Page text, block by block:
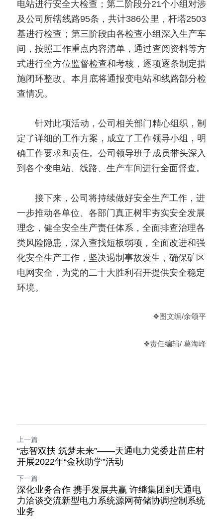
电站进行安全大检查；第二阶段分21个小组对涉
及公司所辖线路95条，共计386公里，杆塔2503
基进行检查；第三阶段由各检查小组深入生产车
间，按照工作重点内容清单，通过查阅资料等方
式进行全方位监督检查和考核，逐项逐条制定措
施闭环整改。本月底将通报变电站和线路部分检
查情况。
针对此项活动，公司相关部门精心组织，制
定了详细的工作方案，成立了工作领导小组，明
确工作要求和责任。公司领导班子成员带头深入
到各个变电站、线路、生产车间进行全面督查。
接下来，公司将持续做好安全生产工作，进
一步推动各单位、各部门真正树牢夯实安全发展
理念，健全安全生产责任体系，全面排查治理各
类风险隐患，深入查找短板弱项，全面改进和强
化安全生产工作，坚决遏制事故发生，确保矿区
电网安全，为党的二十大胜利召开提供安全稳定
环境。
❖图文编/余颂平
❖责任编辑/ 葛海峰
上一篇
“志智双扶 筑梦未来”——天通电力党委赴苗庄村
开展2022年“金秋助学”活动
下一篇
深化业务合作 携手发展共赢 许继集团到天通电
力洽谈交流新型电力系统源网荷储协调控制系统
业务